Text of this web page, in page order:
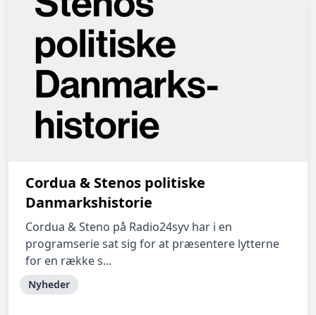
Cordua & Stenos politiske
Danmarkshistorie
Cordua & Steno på Radio24syv har i en
programserie sat sig for at præsentere lytterne
for en række s...
Nyheder